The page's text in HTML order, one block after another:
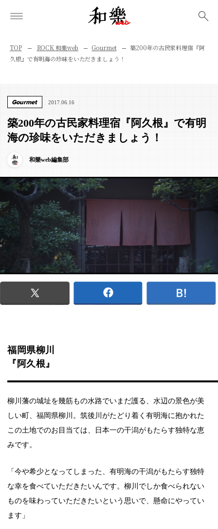
TOP ROCK 和樂web Gourmet
築200年の古民家料理宿『阿
久根』で有明海の珍味をいただきましょう！
Gourmet 2017.06.16
築200年の古民家料理宿『阿久根』で有明
海の珍味をいただきましょう！
和樂web編集部
福岡県柳川
『阿久根』
柳川藩の城址を幾筋もの水路でいまだ護る、水辺の景色が美
しい町、福岡県柳川。筑後川がたどり着く有明海に抱かれた
この土地でのお目当ては、日本一の干潟がもたらす独特な恵
みです。
「今や希少となってしまった、有明海の干潟がもたらす独特
な幸を食べていただきたいんです。柳川でしか食べられない
ものを味わっていただきたいという思いで、懸命にやってい
ます」